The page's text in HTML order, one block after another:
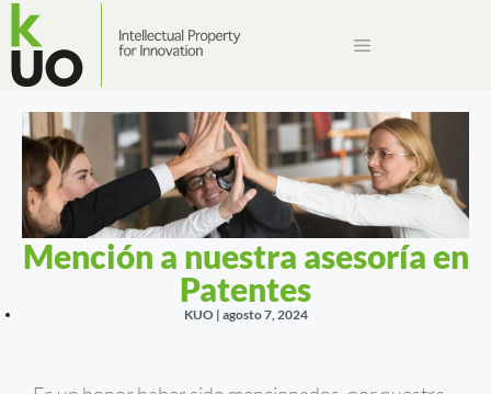
Mención a nuestra asesoría en
Patentes
KUO | agosto 7, 2024